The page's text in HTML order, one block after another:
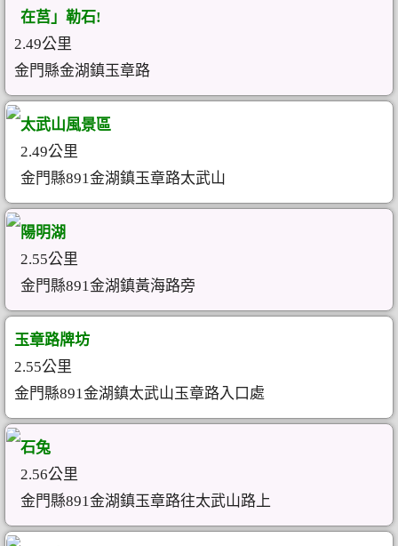
在莒」勒石!
2.49公里
金門縣金湖鎮玉章路
太武山風景區
2.49公里
金門縣891金湖鎮玉章路太武山
陽明湖
2.55公里
金門縣891金湖鎮黃海路旁
玉章路牌坊
2.55公里
金門縣891金湖鎮太武山玉章路入口處
石兔
2.56公里
金門縣891金湖鎮玉章路往太武山路上